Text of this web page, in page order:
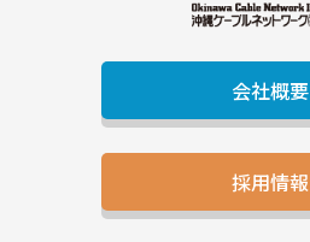
会社概要
採用情報